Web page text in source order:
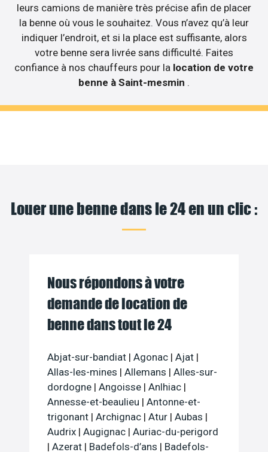
leurs camions de manière très précise afin de placer
la benne où vous le souhaitez. Vous n’avez qu’à leur
indiquer l’endroit, et si la place est suffisante, alors
votre benne sera livrée sans difficulté. Faites
confiance à nos chauffeurs pour la location de votre
benne à Saint-mesmin .
Louer une benne dans le 24 en un clic :
Nous répondons à votre
demande de location de
benne dans tout le 24
Abjat-sur-bandiat | Agonac | Ajat |
Allas-les-mines | Allemans | Alles-sur-
dordogne | Angoisse | Anlhiac |
Annesse-et-beaulieu | Antonne-et-
trigonant | Archignac | Atur | Aubas |
Audrix | Augignac | Auriac-du-perigord
| Azerat | Badefols-d’ans | Badefols-